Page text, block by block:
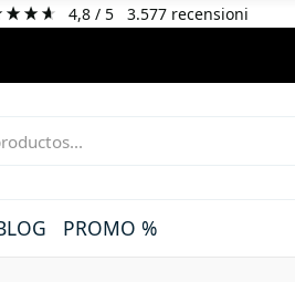
4,8/ 5 3.577 recensioni
PROMO %